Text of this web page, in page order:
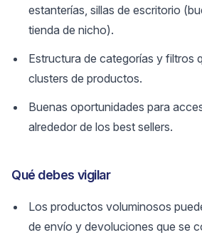
estanterías, sillas de escritorio
tienda de nicho).
Estructura de categorías y filtros
clusters de productos.
Buenas oportunidades para
alrededor de los best sellers.
Qué debes vigilar
Los productos voluminosos
de envío y devoluciones que se